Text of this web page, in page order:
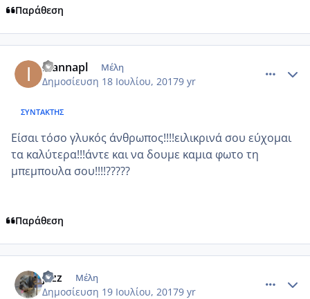
Παράθεση
ioannapl Μέλη
Δημοσίευση 18 Ιουλίου, 20179 yr
ΣΥΝΤΆΚΤΗΣ
Είσαι τόσο γλυκός άνθρωπος!!!!ειλικρινά σου εύχομαι
τα καλύτερα!!!άντε και να δουμε καμια φωτο τη
μπεμπουλα σου!!!!?????
Παράθεση
jazz Μέλη
Δημοσίευση 19 Ιουλίου, 20179 yr